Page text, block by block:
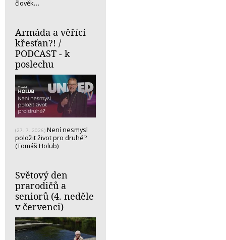
člověk…
Armáda a věřící
křesťan?! /
PODCAST - k
poslechu
(27. 7. 2026) Není nesmysl
položit život pro druhé?
(Tomáš Holub)
Světový den
prarodičů a
seniorů (4. neděle
v červenci)